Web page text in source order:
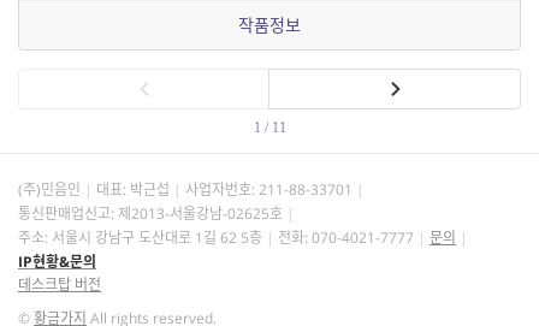
작품정보
1 / 11
(주)민음인 대표: 박근섭 사업자번호: 211-88-33701
통신판매업신고: 제2013-서울강남-02625호
주소: 서울시 강남구 도산대로 1길 62 5층
전화: 070-4021-7777
문의
IP현황&문의
데스크탑 버전
©황금가지 All rights reserved.